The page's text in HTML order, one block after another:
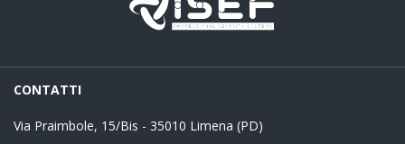
CONTATTI
Via Praimbole, 15/Bis - 35010 Limena (PD)